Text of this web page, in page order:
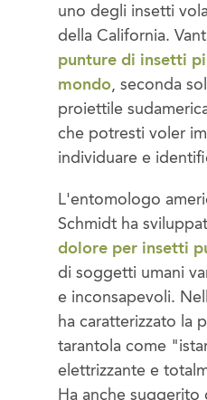
uno degli insetti
della California.
punture di insetti
mondo, seconda
proiettile
che potresti voler
individuare e
L'entomologo
Schmidt ha
dolore per insetti
di soggetti umani
e inconsapevoli.
ha caratterizzato la
tarantola come
elettrizzante e
Ha anche suggerito